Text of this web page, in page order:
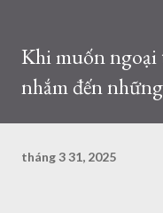
Khi muốn
nhắm đến
tháng 3 31, 2025